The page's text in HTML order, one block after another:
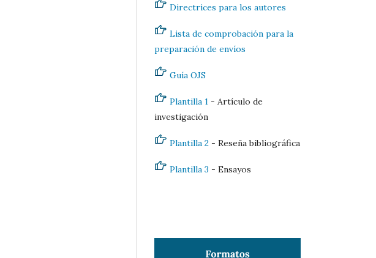
Directrices para los autores
Lista de comprobación para la
preparación de envíos
Guía OJS
Plantilla 1 - Artículo de
investigación
Plantilla 2 - Reseña bibliográfica
Plantilla 3 - Ensayos